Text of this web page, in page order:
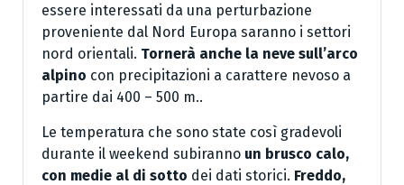
essere interessati da una perturbazione
proveniente dal Nord Europa saranno i settori
nord orientali. Tornerà anche la neve sull’arco
alpino con precipitazioni a carattere nevoso a
partire dai 400 – 500 m..
Le temperatura che sono state così gradevoli
durante il weekend subiranno un brusco calo,
con medie al di sotto dei dati storici. Freddo,